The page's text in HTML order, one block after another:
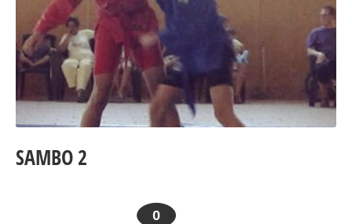
SAMBO 2
0